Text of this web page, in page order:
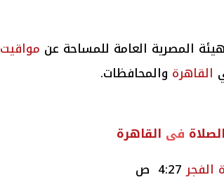
المصرية العامة للمساحة عن مواقيت
القاهرة والمحافظات.
الصلاة فى القاهرة
الفجر4:27 ص